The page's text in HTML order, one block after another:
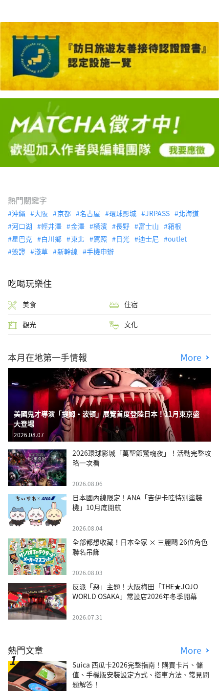
熱門關鍵字
沖繩 大阪 京都 名古屋 環球影城 JRPASS
北海道
河口湖
輕井澤 金澤 橫濱 長野 富士山
箱根
星巴克
白川鄉 東北 駕照 日光 迪士尼
outlet
簽證
淺草 新幹線 手機申辦
吃喝玩樂住
美食 住宿
觀光 文化
本月在地第一手情報 More
美國鬼才導演「提姆・波頓」展覽首度登陸日本！11月東京盛
大登場
2026.08.07
2026環球影城「萬聖節驚魂夜」！活動完整攻
略一次看
2026.08.06
日本國內線限定！ANA「吉伊卡哇特別塗裝
機」10月底開航
2026.08.04
全部都想收藏！日本全家 × 三麗鷗 26位角色
聯名吊飾
2026.08.03
反派「惡」主題！大阪梅田「THE★JOJO
WORLD OSAKA」常設店2026年冬季開幕
2026.07.31
熱門文章 More
Suica 西瓜卡2026完整指南！購買卡片、儲
值、手機版安裝設定方式、搭車方法、常見問
題解答！